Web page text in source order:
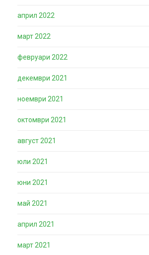
април 2022
март 2022
февруари 2022
декември 2021
ноември 2021
октомври 2021
август 2021
юли 2021
юни 2021
май 2021
април 2021
март 2021